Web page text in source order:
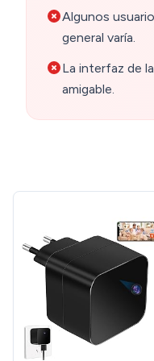
Algunos
general varía.
La interfaz de
amigable.